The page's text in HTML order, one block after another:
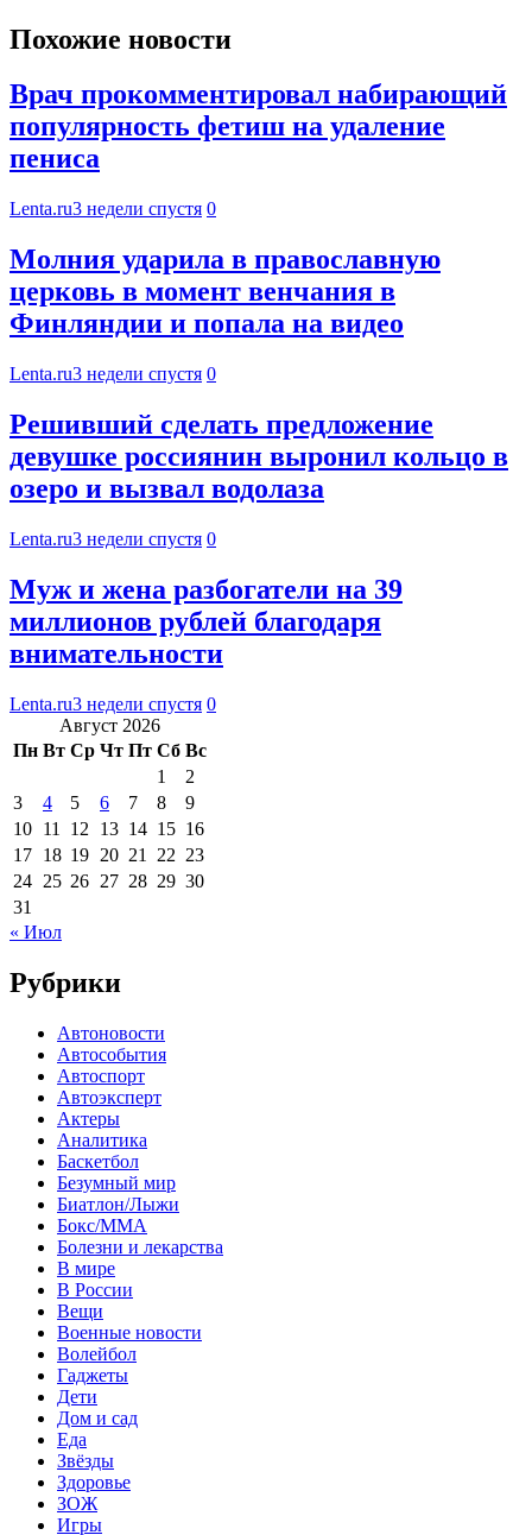
Похожие новости
Врач прокомментировал набирающий
популярность фетиш на удаление
пениса
Lenta.ru3 недели спустя 0
Молния ударила в православную
церковь в момент венчания в
Финляндии и попала на видео
Lenta.ru3 недели спустя 0
Решивший сделать предложение
девушке россиянин выронил кольцо в
озеро и вызвал водолаза
Lenta.ru3 недели спустя 0
Муж и жена разбогатели на 39
миллионов рублей благодаря
внимательности
Lenta.ru3 недели спустя 0
Август 2026
Пн Вт Ср Чт Пт Сб Вс
1
2
3
4 5 6 7 8
9
10 11 12 13 14 15 16
17 18 19 20 21 22 23
24 25 26 27 28 29 30
31
« Июл
Рубрики
Автоновости
Автособытия
Автоспорт
Автоэксперт
Актеры
Аналитика
Баскетбол
Безумный мир
Биатлон/Лыжи
Бокс/MMA
Болезни и лекарства
В мире
В России
Вещи
Военные новости
Волейбол
Гаджеты
Дети
Дом и сад
Еда
Звёзды
Здоровье
ЗОЖ
Игры